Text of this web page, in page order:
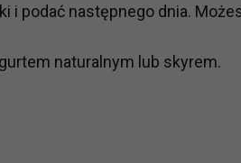
i podać następnego dnia.
naturalnym lub skyrem.